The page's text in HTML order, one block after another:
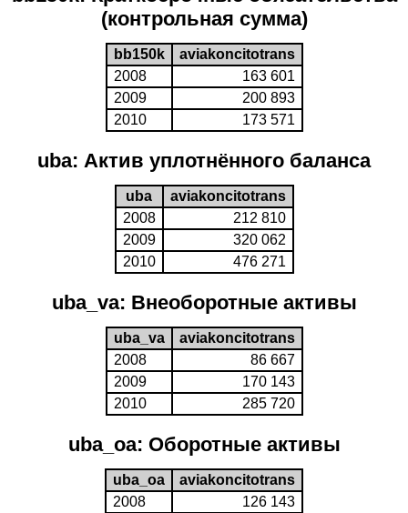
(контрольная сумма)
bb150k
aviakoncitotrans
2008
163 601
2009
200 893
2010
173 571
uba: Актив уплотнённого баланса
uba
aviakoncitotrans
2008
212 810
2009
320 062
2010
476 271
uba_va: Внеоборотные активы
uba_va
aviakoncitotrans
2008
86 667
2009
170 143
2010
285 720
uba_oa: Оборотные активы
uba_oa
aviakoncitotrans
2008
126 143